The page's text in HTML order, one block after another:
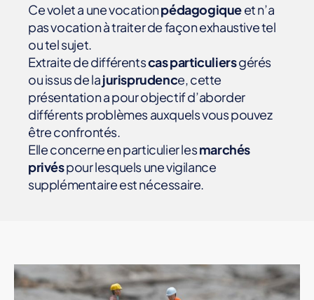
G
M
O
T
I
Ce volet a une vocationpédagogiqueet n’a
pas vocation à traiter de façon exhaustive tel
ou tel sujet.
Extraite de différentscas particuliersgérés
ou issus de lajurisprudence, cette
présentation a pour objectif d’aborder
différents problèmes auxquels vous pouvez
être confrontés.
Elle concerne en particulier lesmarchés
privéspour lesquels une vigilance
supplémentaire est nécessaire.